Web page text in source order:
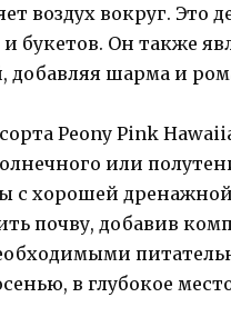
воздух вокруг. Это
букетов. Он также
добавляя шарма и
Peony Pink
или
с хорошей
почву, добавив
в глубокое